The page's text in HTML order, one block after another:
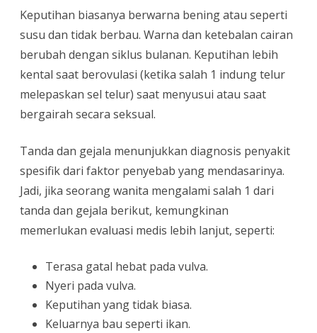
Keputihan biasanya berwarna bening atau seperti
susu dan tidak berbau. Warna dan ketebalan cairan
berubah dengan siklus bulanan. Keputihan lebih
kental saat berovulasi (ketika salah 1 indung telur
melepaskan sel telur) saat menyusui atau saat
bergairah secara seksual.
Tanda dan gejala menunjukkan diagnosis penyakit
spesifik dari faktor penyebab yang mendasarinya.
Jadi, jika seorang wanita mengalami salah 1 dari
tanda dan gejala berikut, kemungkinan
memerlukan evaluasi medis lebih lanjut, seperti:
Terasa gatal hebat pada vulva.
Nyeri pada vulva.
Keputihan yang tidak biasa.
Keluarnya bau seperti ikan.